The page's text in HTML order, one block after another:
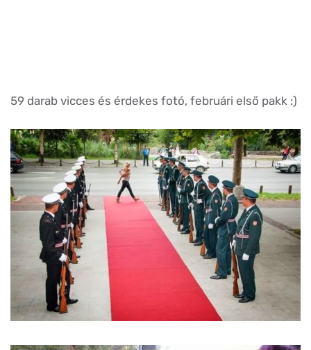
59 darab vicces és érdekes fotó, februári első pakk :)